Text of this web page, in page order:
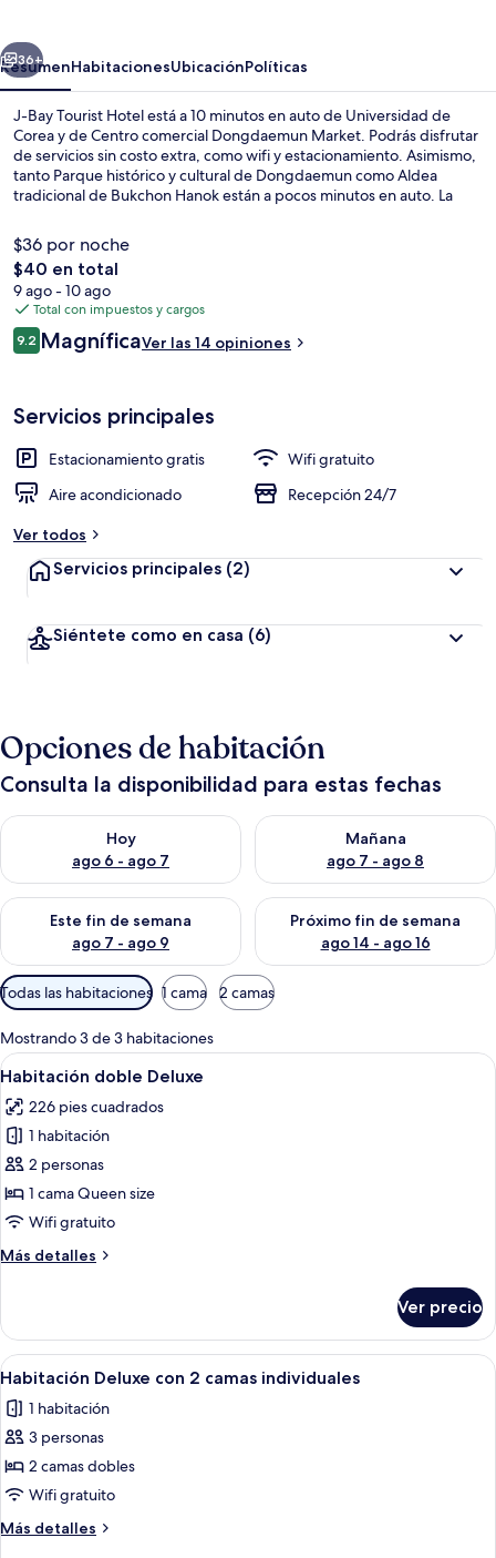
Siguiente
36+
ResumenHabitacionesUbicaciónPolíticas
J-Bay Tourist Hotel está a 10 minutos en auto de Universidad de
Corea y de Centro comercial Dongdaemun Market. Podrás disfrutar
de servicios sin costo extra, como wifi y estacionamiento. Asimismo,
tanto Parque histórico y cultural de Dongdaemun como Aldea
tradicional de Bukchon Hanok están a pocos minutos en auto. La
transporte público: Estación de metro de Suyu está a 5 minutos y
Gaori Station está a 14 minutos.
$36 por noche
El
precio
total
es
de
$40 en total
9 ago - 10 ago
Total con impuestos y cargos
Opiniones
9.29.2 de 10,
MagníficaVer las 14 opiniones
Servicios principales
Estacionamiento gratis
Wifi gratuito
Aire acondicionado
Recepción 24/7
Ver todos
Servicios principales (2)
Siéntete como en casa (6)
Opciones de habitación
Consulta la disponibilidad para estas fechas
Hoy
ago 6 - ago 7
Consulta la disponibilidad para hoy ago 6 - ago 7
Mañana
ago 7 - ago 8
Consulta la disponibilidad
Este fin de semana
ago 7 - ago 9
Consulta la disponibilidad para este fin de semana ago 7 -
Próximo fin de semana
ago 14 - ago 16
Consulta la disponibilidad
Filtros
disponibles
para
las
habitaciones
Todas las habitaciones 1 cama 2 camas
Mostrando 3 de 3 habitaciones
Abrir
todas
las
fotos
de
Habitación
doble
Una habitación de hotel moderna
8
Habitación doble Deluxe
226 pies cuadrados
1 habitación
2 personas
1 cama Queen size
Wifi gratuito
Más detalles
Más
doble
Deluxe
Ver precio
Abrir
todas
las
fotos
de
Habitación
Deluxe
con
Habitación de hotel con cama,
9
Habitación Deluxe con 2 camas individuales
1 habitación
3 personas
2 camas dobles
Wifi gratuito
Más detalles
Más